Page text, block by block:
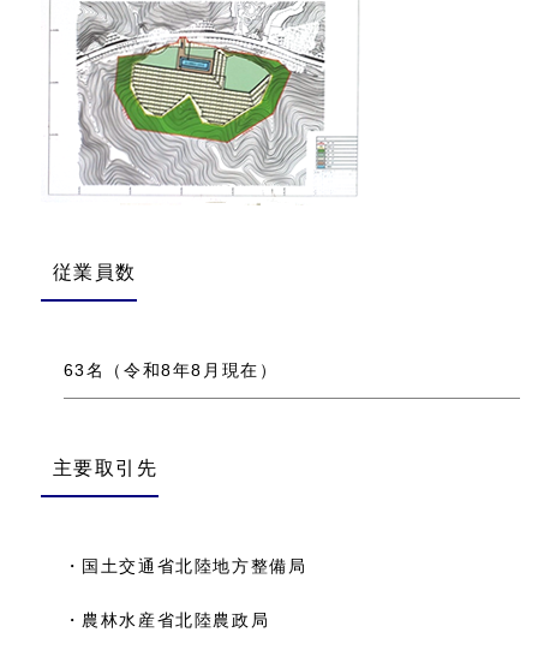
従業員数
63名（令和8年8月現在）
主要取引先
・国土交通省北陸地方整備局
・農林水産省北陸農政局